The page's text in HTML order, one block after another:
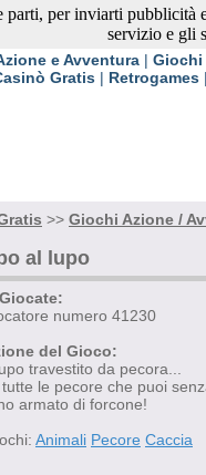
e Avventura| Giochi
Gratis| Retrogames
>> Giochi Azione /
al lupo
numero 41230
del Gioco:
travestito da pecora...
le pecore che puoi
armato di forcone!
Animali Pecore Caccia
per inviarti
servizio e gli